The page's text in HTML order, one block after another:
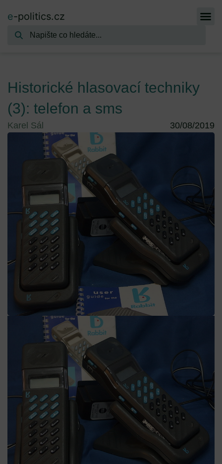
e-politics.cz
Historické hlasovací techniky
(3): telefon a sms
Karel Sál 30/08/2019